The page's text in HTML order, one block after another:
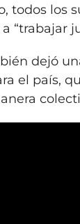
todos los
a “trabajar
dejó
el país,